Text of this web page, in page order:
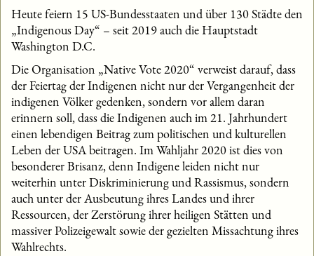
Heute feiern 15 US-Bundesstaaten und über 130 Städte den
„Indigenous Day“ – seit 2019 auch die Hauptstadt
Washington D.C.
Die Organisation „Native Vote 2020“ verweist darauf, dass
der Feiertag der Indigenen nicht nur der Vergangenheit der
indigenen Völker gedenken, sondern vor allem daran
erinnern soll, dass die Indigenen auch im 21. Jahrhundert
einen lebendigen Beitrag zum politischen und kulturellen
Leben der USA beitragen. Im Wahljahr 2020 ist dies von
besonderer Brisanz, denn Indigene leiden nicht nur
weiterhin unter Diskriminierung und Rassismus, sondern
auch unter der Ausbeutung ihres Landes und ihrer
Ressourcen, der Zerstörung ihrer heiligen Stätten und
massiver Polizeigewalt sowie der gezielten Missachtung ihres
Wahlrechts.